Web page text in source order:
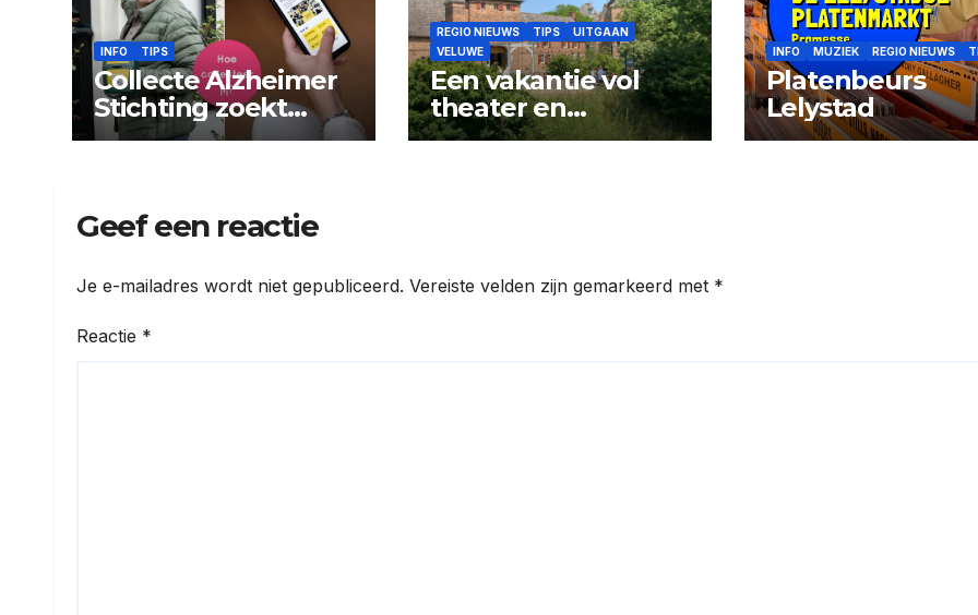
INFO TIPS
Collecte Alzheimer
Stichting zoekt
collectanten
REGIO NIEUWS TIPS
UITGAAN
VELUWE
Een vakantie vol
theater en
avontuur op kasteel
INFO MUZIEK REGIO NIEUWS
Platenbeurs
Lelystad
Geef een reactie
Je e-mailadres wordt niet gepubliceerd. Vereiste velden zijn gemarkeerd met *
Reactie *